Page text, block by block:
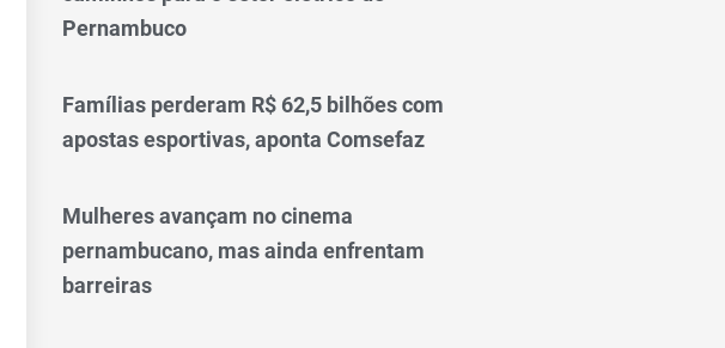
Pernambuco
Famílias perderam R$ 62,5 bilhões com
apostas esportivas, aponta Comsefaz
Mulheres avançam no cinema
pernambucano, mas ainda enfrentam
barreiras